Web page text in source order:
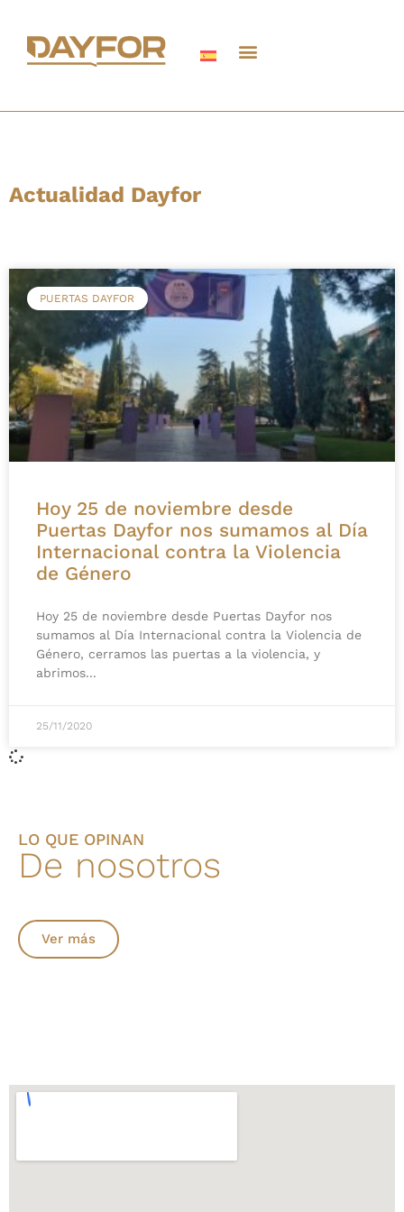
Actualidad Dayfor
PUERTAS DAYFOR
Hoy 25 de noviembre desde
Puertas Dayfor nos sumamos al Día
Internacional contra la Violencia
de Género
Hoy 25 de noviembre desde Puertas Dayfor nos
sumamos al Día Internacional contra la Violencia de
Género, cerramos las puertas a la violencia, y
abrimos
25/11/2020
LO QUE OPINAN
De nosotros
Ver más